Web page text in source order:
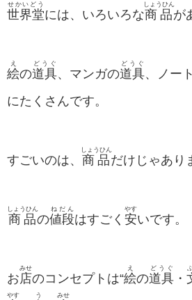
世界堂
せかいどう
には、いろいろな商品
しょうひん
が
絵
え
の道具
どうぐ
、マンガの道具
どうぐ
、ノー
にたくさんです。
すごいのは、 商品
しょうひん
だけじゃあり
商品
しょうひん
の値段
ねだん
はすごく 安
やす
いです。
お店
みせ
のコンセプトは“絵
え
の道具
どうぐ
・
やす う みせ